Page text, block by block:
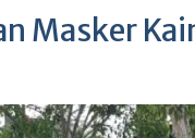
Masker